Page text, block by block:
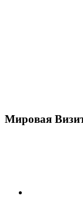
Мировая